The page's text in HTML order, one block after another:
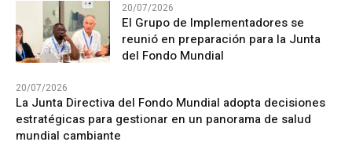
20/07/2026
El Grupo de Implementadores se
reunió en preparación para la Junta
del Fondo Mundial
20/07/2026
La Junta Directiva del Fondo Mundial adopta decisiones
estratégicas para gestionar en un panorama de salud
mundial cambiante